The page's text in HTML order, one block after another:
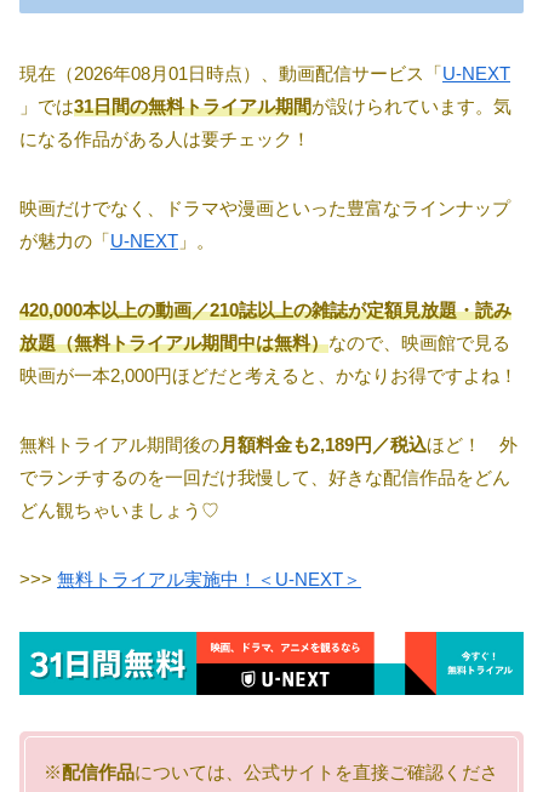
現在（2026年08月01日時点）、動画配信サービス「U-NEXT
」では31日間の無料トライアル期間が設けられています。気
になる作品がある人は要チェック！
映画だけでなく、ドラマや漫画といった豊富なラインナップ
が魅力の「U-NEXT 」。
420,000本以上の動画／210誌以上の雑誌が定額見放題・読み
放題（無料トライアル期間中は無料）なので、映画館で見る
映画が一本2,000円ほどだと考えると、かなりお得ですよね！
無料トライアル期間後の月額料金も2,189円／税込ほど！ 外
でランチするのを一回だけ我慢して、好きな配信作品をどん
どん観ちゃいましょう♡
>>> 無料トライアル実施中！＜U-NEXT＞
※配信作品については、公式サイトを直接ご確認くださ